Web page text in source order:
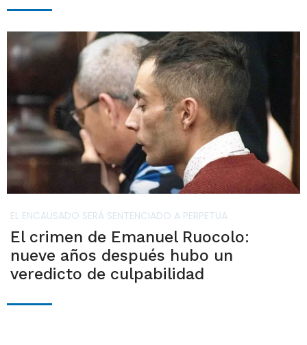
EL ENCAUSADO SERÁ SENTENCIADO A PERPETUA
El crimen de Emanuel Ruocolo:
nueve años después hubo un
veredicto de culpabilidad